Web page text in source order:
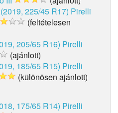
225/45 R17) Pirelli
(feltételesen
205/65 R16) Pirelli
(ajánlott)
185/65 R15) Pirelli
(különösen ajánlott)
175/65 R14) Pirelli